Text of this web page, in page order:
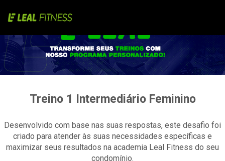
Treino 1 Intermediário Feminino
Desenvolvido com base nas suas respostas, este desafio foi
criado para atender às suas necessidades específicas e
maximizar seus resultados na academia Leal Fitness do seu
condomínio.